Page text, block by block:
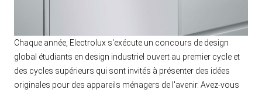
Chaque année, Electrolux s'exécute un concours de design
global étudiants en design industriel ouvert au premier cycle et
des cycles supérieurs qui sont invités à présenter des idées
originales pour des appareils ménagers de l'avenir. Avez-vous